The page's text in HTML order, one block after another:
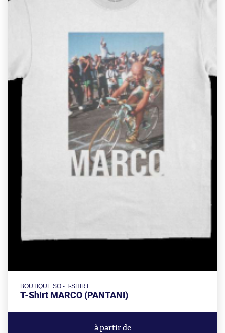
BOUTIQUE SO - T-SHIRT
T-Shirt MARCO (PANTANI)
à partir de